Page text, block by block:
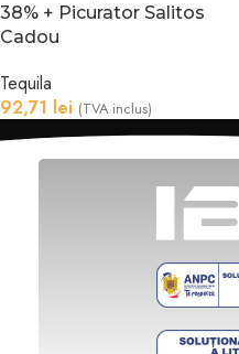
38% + Picurator Salitos
Cadou
Tequila
92,71 lei (TVA inclus)